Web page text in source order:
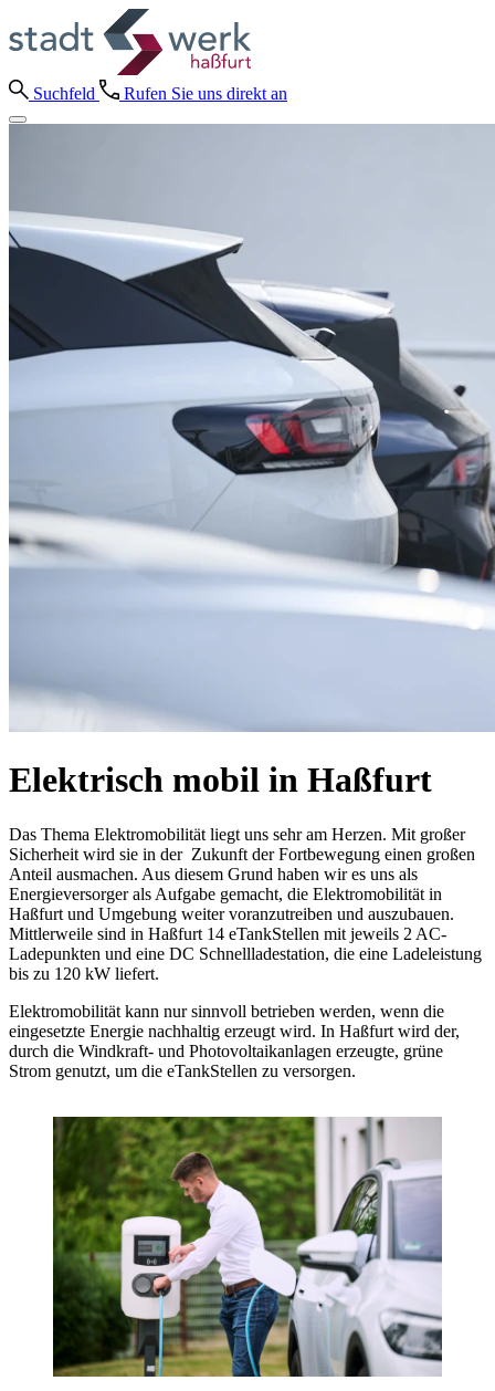
Suchfeld Rufen Sie uns direkt an
Elektrisch mobil in Haßfurt
Das Thema Elektromobilität liegt uns sehr am Herzen. Mit großer
Sicherheit wird sie in der Zukunft der Fortbewegung einen großen
Anteil ausmachen. Aus diesem Grund haben wir es uns als
Energieversorger als Aufgabe gemacht, die Elektromobilität in
Haßfurt und Umgebung weiter voranzutreiben und auszubauen.
Mittlerweile sind in Haßfurt 14 eTankStellen mit jeweils 2 AC-
Ladepunkten und eine DC Schnellladestation, die eine Ladeleistung
bis zu 120 kW liefert.
Elektromobilität kann nur sinnvoll betrieben werden, wenn die
eingesetzte Energie nachhaltig erzeugt wird. In Haßfurt wird der,
durch die Windkraft- und Photovoltaikanlagen erzeugte, grüne
Strom genutzt, um die eTankStellen zu versorgen.